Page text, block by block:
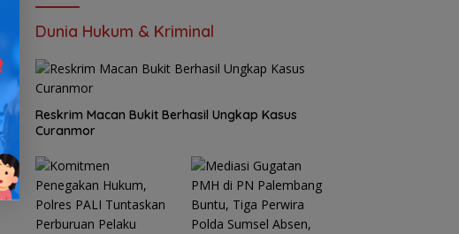
Dunia Hukum & Kriminal
Reskrim Macan Bukit Berhasil Ungkap Kasus
Curanmor